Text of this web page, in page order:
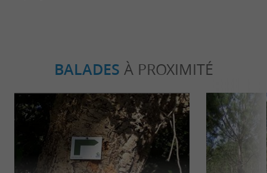
BALADES À PROXIMITÉ